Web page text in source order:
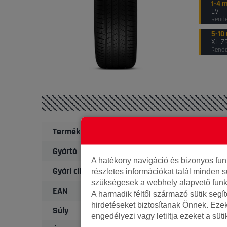
1-4
EV
5-10
XL
Termék
Gyártó
Gyári cikkszám
EAN
Súly
A hatékony navigáció és bizonyos
részletes információkat talál minden
szükségesek a webhely alapvető
A harmadik féltől származó sütik
hirdetéseket biztosítanak Önnek.
engedélyezi vagy letiltja ezeket a